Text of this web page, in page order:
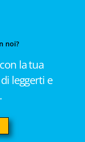
noi?
la tua
leggerti e